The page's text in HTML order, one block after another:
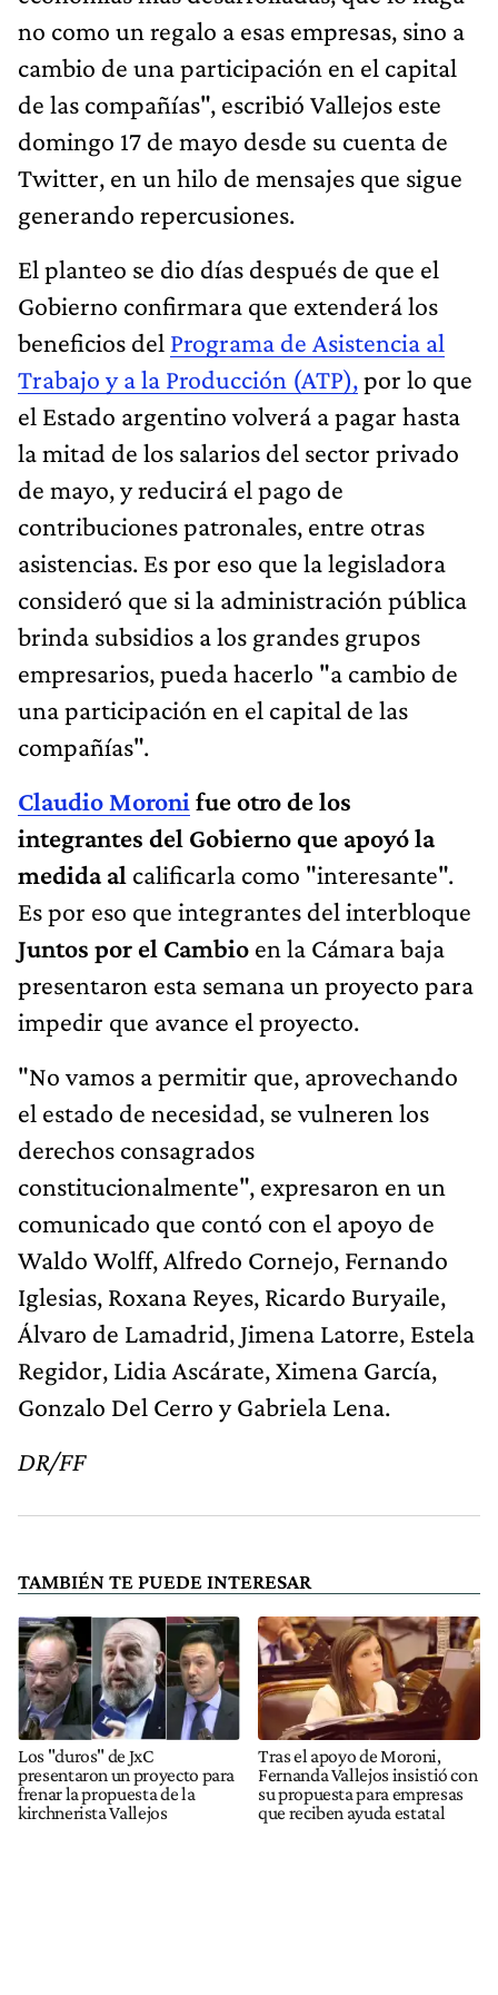
no como un regalo a esas empresas, sino a
cambio de una participación en el capital
de las compañías", escribió Vallejos este
domingo 17 de mayo desde su cuenta de
Twitter, en un hilo de mensajes que sigue
generando repercusiones.
El planteo se dio días después de que el
Gobierno confirmara que extenderá los
beneficios del Programa de Asistencia al
Trabajo y a la Producción (ATP),por lo que
el Estado argentino volverá a pagar hasta
la mitad de los salarios del sector privado
de mayo, y reducirá el pago de
contribuciones patronales, entre otras
asistencias. Es por eso que la legisladora
consideró que si la administración pública
brinda subsidios a los grandes grupos
empresarios, pueda hacerlo "a cambio de
una participación en el capital de las
compañías".
Claudio Moroni fue otro de los
integrantes del Gobierno que apoyó la
medida al calificarla como "interesante".
Es por eso que integrantes del interbloque
Juntos por el Cambio en la Cámara baja
presentaron esta semana un proyecto para
impedir que avance el proyecto.
"No vamos a permitir que, aprovechando
el estado de necesidad, se vulneren los
derechos consagrados
constitucionalmente", expresaron en un
comunicado que contó con el apoyo de
Waldo Wolff, Alfredo Cornejo, Fernando
Iglesias, Roxana Reyes, Ricardo Buryaile,
Álvaro de Lamadrid, Jimena Latorre, Estela
Regidor, Lidia Ascárate, Ximena García,
Gonzalo Del Cerro y Gabriela Lena.
DR/FF
TAMBIÉN TE PUEDE INTERESAR
Los "duros" de JxC
presentaron un proyecto para
frenar la propuesta de la
kirchnerista Vallejos
Tras el apoyo de Moroni,
Fernanda Vallejos insistió con
su propuesta para empresas
que reciben ayuda estatal